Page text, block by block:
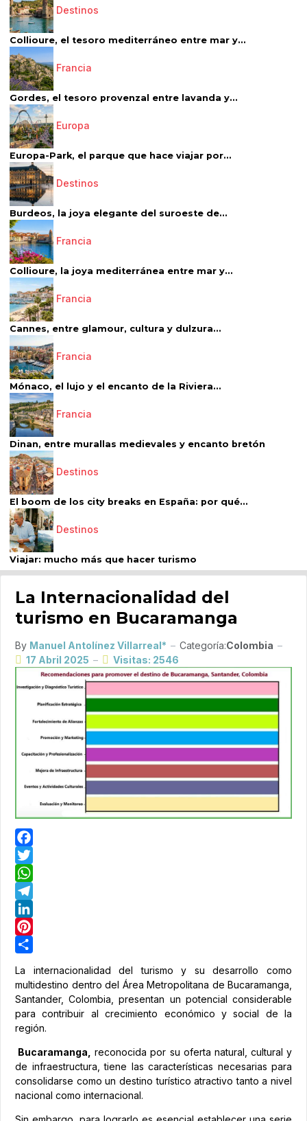
Destinos
Collioure, el tesoro mediterráneo entre mar y...
Francia
Gordes, el tesoro provenzal entre lavanda y...
Europa
Europa-Park, el parque que hace viajar por...
Destinos
Burdeos, la joya elegante del suroeste de...
Francia
Collioure, la joya mediterránea entre mar y...
Francia
Cannes, entre glamour, cultura y dulzura...
Francia
Mónaco, el lujo y el encanto de la Riviera...
Francia
Dinan, entre murallas medievales y encanto bretón
Destinos
El boom de los city breaks en España: por qué...
Destinos
Viajar: mucho más que hacer turismo
La Internacionalidad del
turismo en Bucaramanga
By Manuel Antolínez Villarreal* Categoría:Colombia
17 Abril 2025
Visitas: 2546
Facebook
Twitter
WhatsApp
Telegram
LinkedIn
Pinterest
La internacionalidad del turismo y su desarrollo como
multidestino dentro del Área Metropolitana de Bucaramanga,
Santander, Colombia, presentan un potencial considerable
para contribuir al crecimiento económico y social de la
región.
Bucaramanga,
reconocida por su oferta natural, cultural y
de infraestructura, tiene las características necesarias para
consolidarse como un destino turístico atractivo tanto a nivel
nacional como internacional.